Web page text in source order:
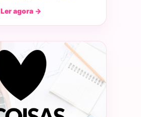
Ler agora →